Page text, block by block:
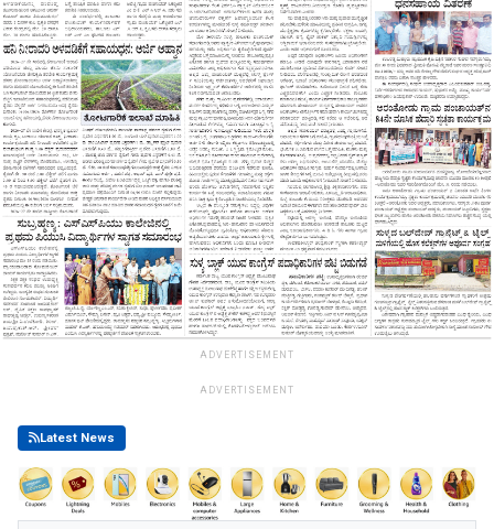
ADVERTISEMENT
ADVERTISEMENT
Latest News